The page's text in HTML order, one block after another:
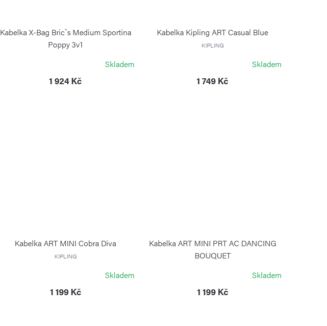
Kabelka X-Bag Bric`s Medium Sportina
Poppy 3v1
Skladem
1 924 Kč
Kabelka Kipling ART Casual Blue
KIPLING
Skladem
1 749 Kč
Kabelka ART MINI Cobra Diva
KIPLING
Skladem
1 199 Kč
Kabelka ART MINI PRT AC DANCING
BOUQUET
Skladem
1 199 Kč